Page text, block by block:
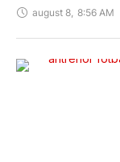
august 8 8:56 AM